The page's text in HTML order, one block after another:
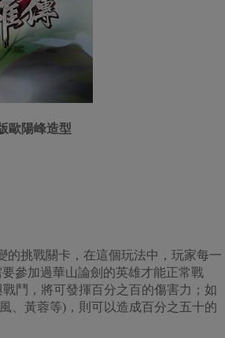
歐陽峰造型
的挑戰關卡，在這個玩法中，玩家每一
參加過華山論劍的英雄才能正常戰
鬥，將可發揮百分之百的傷害力；如
、黃蓉等)，則可以造成百分之五十的